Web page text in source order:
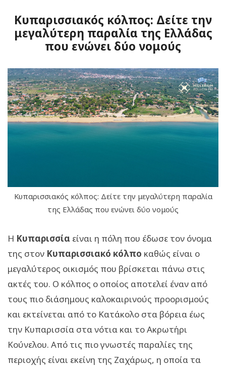
Κυπαρισσιακός κόλπος: Δείτε την
μεγαλύτερη παραλία της Ελλάδας
που ενώνει δύο νομούς
Κυπαρισσιακός κόλπος: Δείτε την μεγαλύτερη παραλία
της Ελλάδας που ενώνει δύο νομούς
Η Κυπαρισσία είναι η πόλη που έδωσε τον όνομα
της στον Κυπαρισσιακό κόλπο καθώς είναι ο
μεγαλύτερος οικισμός που βρίσκεται πάνω στις
ακτές του. Ο κόλπος ο οποίος αποτελεί έναν από
τους πιο διάσημους καλοκαιρινούς προορισμούς
και εκτείνεται από το Κατάκολο στα βόρεια έως
την Κυπαρισσία στα νότια και το Ακρωτήρι
Κούνελου. Από τις πιο γνωστές παραλίες της
περιοχής είναι εκείνη της Ζαχάρως, η οποία τα